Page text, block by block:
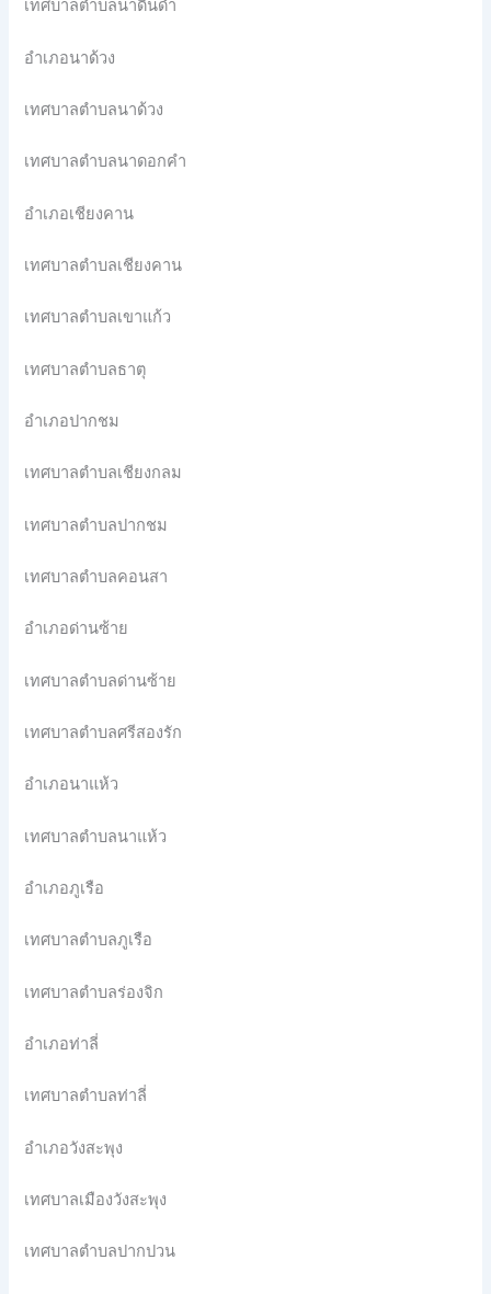
เทศบาลตำบลนาดินดำ
อำเภอนาด้วง
เทศบาลตำบลนาด้วง
เทศบาลตำบลนาดอกคำ
อำเภอเชียงคาน
เทศบาลตำบลเชียงคาน
เทศบาลตำบลเขาแก้ว
เทศบาลตำบลธาตุ
อำเภอปากชม
เทศบาลตำบลเชียงกลม
เทศบาลตำบลปากชม
เทศบาลตำบลคอนสา
อำเภอด่านซ้าย
เทศบาลตำบลด่านซ้าย
เทศบาลตำบลศรีสองรัก
อำเภอนาแห้ว
เทศบาลตำบลนาแห้ว
อำเภอภูเรือ
เทศบาลตำบลภูเรือ
เทศบาลตำบลร่องจิก
อำเภอท่าลี่
เทศบาลตำบลท่าลี่
อำเภอวังสะพุง
เทศบาลเมืองวังสะพุง
เทศบาลตำบลปากปวน